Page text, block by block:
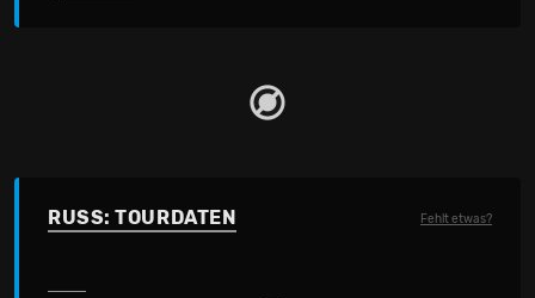
RUSS: TOURDATEN Fehlt etwas?